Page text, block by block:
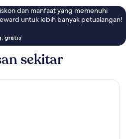
dan manfaat yang memenuhi
untuk lebih banyak petualangan!
gratis
sekitar